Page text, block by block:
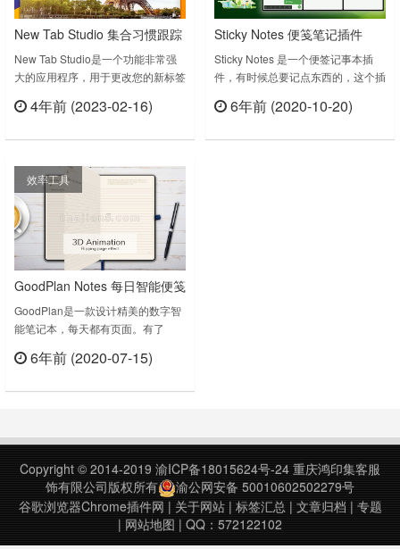
New Tab Studio 集合习惯跟踪
器、倒计时、背景图、待办事
项、便笺等功能的新标签页插
件
New Tab Studio是一个功能非常强
大的应用程序，用于更改您的新标签
对任何设计，以提高您的生产力！
惯跟踪器，便笺，仪表板，照片，时
钟，最后期限，深色主题。使用此信
息中心扩展名（倒数，时钟，引号，
图象，文本等）替换并自定义“新标
签”页面。这……
4年前 (2023-02-16)
Sticky Notes 便笺笔记插件
Sticky Notes 是一个便签记事本插
件，有时候总要记点东西的，这个插
签插件也提供了类似的功能。Most
6年前 (2020-10-20)
效率工具
GoodPlan Notes 每日智能便笺
GoodPlan是一款设计精美的数字智
能笔记本，每天都有页面。有了
事项甚至谷歌日历事件都只需点击一
smart notebook with a nice design
6年前 (2020-07-15)
Copyright © 2014-2019 渝ICP备18015624号-24 重庆鸿印集客服
饰有限公司版权所有
渝公网安备 50010602502279号
谷歌浏览器Chrome插件网 | 关于网站| 标签汇总| 文章归档 | 专题
| 网站地图 | QQ：572122102